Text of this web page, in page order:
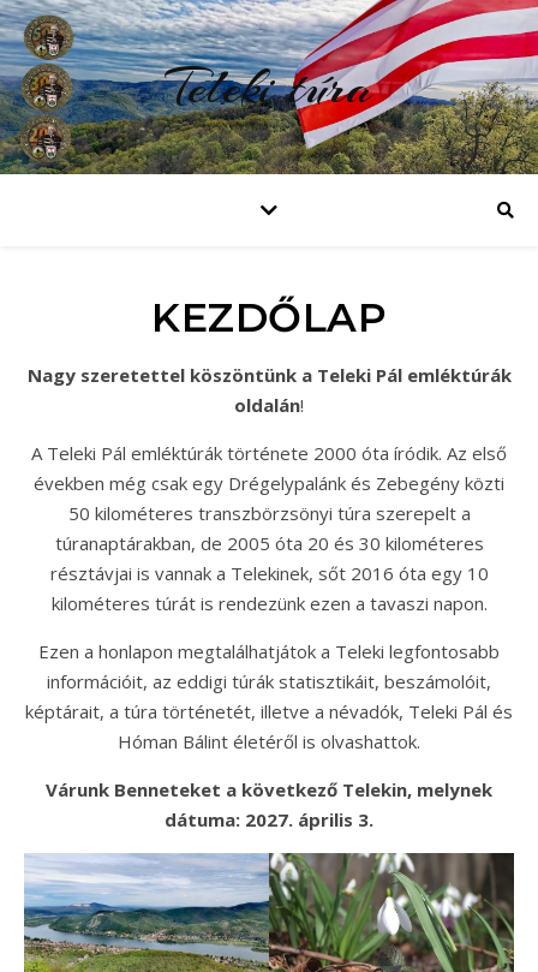
Teleki túra
KEZDŐLAP
Nagy szeretettel köszöntünk a Teleki Pál emléktúrák
oldalán!
A Teleki Pál emléktúrák története 2000 óta íródik. Az első
években még csak egy Drégelypalánk és Zebegény közti
50 kilométeres transzbörzsönyi túra szerepelt a
túranaptárakban, de 2005 óta 20 és 30 kilométeres
résztávjai is vannak a Telekinek, sőt 2016 óta egy 10
kilométeres túrát is rendezünk ezen a tavaszi napon.
Ezen a honlapon megtalálhatjátok a Teleki legfontosabb
információit, az eddigi túrák statisztikáit, beszámolóit,
képtárait, a túra történetét, illetve a névadók, Teleki Pál és
Hóman Bálint életéről is olvashattok.
Várunk Benneteket a következő Telekin, melynek
dátuma: 2027. április 3.